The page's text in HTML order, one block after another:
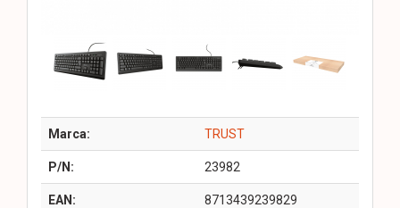
Marca: TRUST
P/N: 23982
EAN: 8713439239829